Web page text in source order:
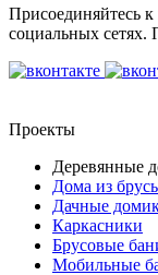
Присоединяйтесь
социальных сетях.
Проекты
Деревянные
Дома из
Дачные
Каркасники
Брусовые
Мобильные